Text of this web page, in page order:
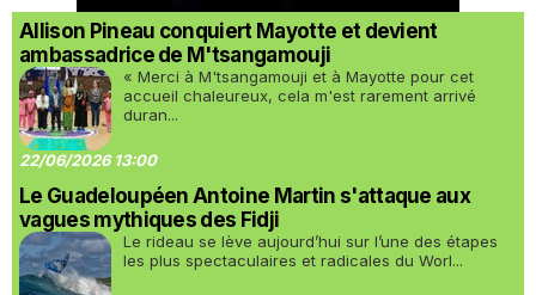
Allison Pineau conquiert Mayotte et devient
ambassadrice de M'tsangamouji
« Merci à M'tsangamouji et à Mayotte pour cet
accueil chaleureux, cela m'est rarement arrivé
duran...
22/06/2026 13:00
Le Guadeloupéen Antoine Martin s'attaque aux
vagues mythiques des Fidji
Le rideau se lève aujourd’hui sur l’une des étapes
les plus spectaculaires et radicales du Worl...